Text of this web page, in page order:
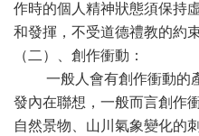
作時的個人精神狀態須保持
和發揮，不受道德禮教的約束
（二）、創作衝動：
一般人會有創作衝動的產
發內在聯想，一般而言創作
自然景物、山川氣象變化的